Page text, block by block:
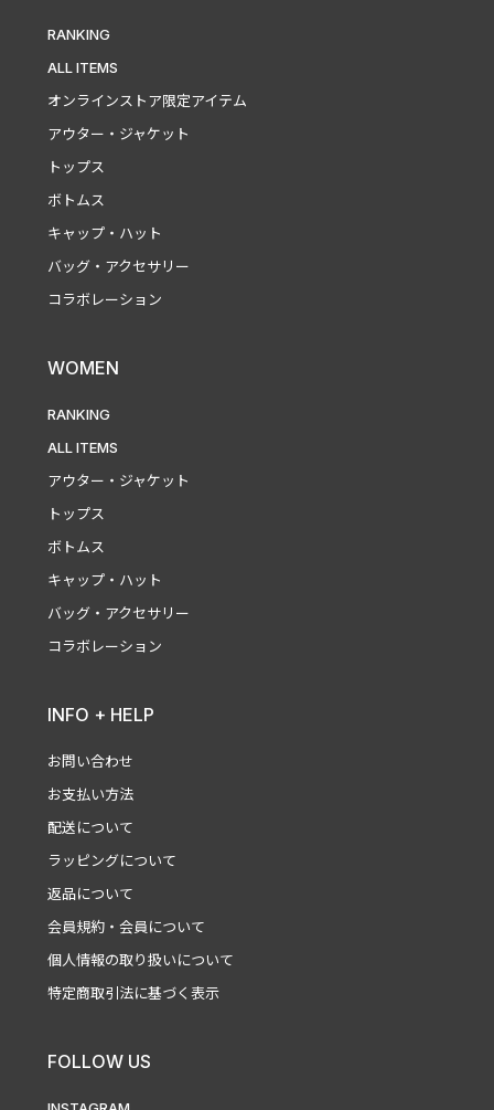
RANKING
ALL ITEMS
オンラインストア限定アイテム
アウター・ジャケット
トップス
ボトムス
キャップ・ハット
バッグ・アクセサリー
コラボレーション
WOMEN
RANKING
ALL ITEMS
アウター・ジャケット
トップス
ボトムス
キャップ・ハット
バッグ・アクセサリー
コラボレーション
INFO + HELP
お問い合わせ
お支払い方法
配送について
ラッピングについて
返品について
会員規約・会員について
個人情報の取り扱いについて
特定商取引法に基づく表示
FOLLOW US